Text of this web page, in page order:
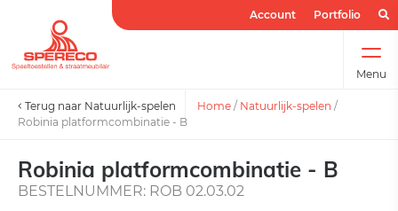
Account Portfolio
Menu
Terug naar Natuurlijk-spelen Home / Natuurlijk-spelen /
Robinia platformcombinatie - B
Robinia platformcombinatie - B
BESTELNUMMER: ROB 02.03.02